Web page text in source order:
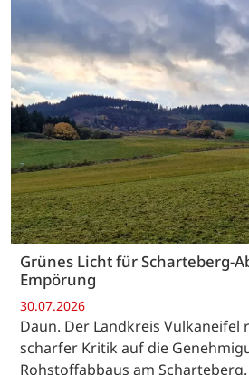
Grünes Licht für Scharteberg-
Empörung
30.07.2026
Daun. Der Landkreis Vulkaneifel
scharfer Kritik auf die
Rohstoffabbaus am